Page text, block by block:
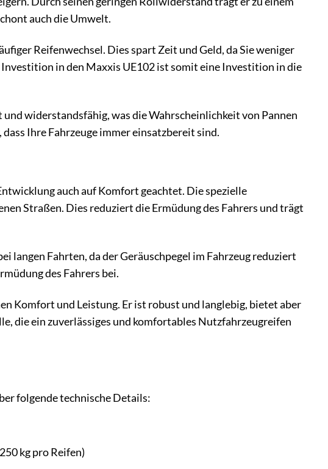
auch die Umwelt.
Reifenwechsel. Dies spart Zeit und Geld, da Sie weniger
in den Maxxis UE102 ist somit eine Investition in die
widerstandsfähig, was die Wahrscheinlichkeit von Pannen
Ihre Fahrzeuge immer einsatzbereit sind.
auch auf Komfort geachtet. Die spezielle
Straßen. Dies reduziert die Ermüdung des Fahrers und trägt
langen Fahrten, da der Geräuschpegel im Fahrzeug reduziert
des Fahrers bei.
Komfort und Leistung. Er ist robust und langlebig, bietet aber
die ein zuverlässiges und komfortables Nutzfahrzeugreifen
folgende technische Details:
kg pro Reifen)